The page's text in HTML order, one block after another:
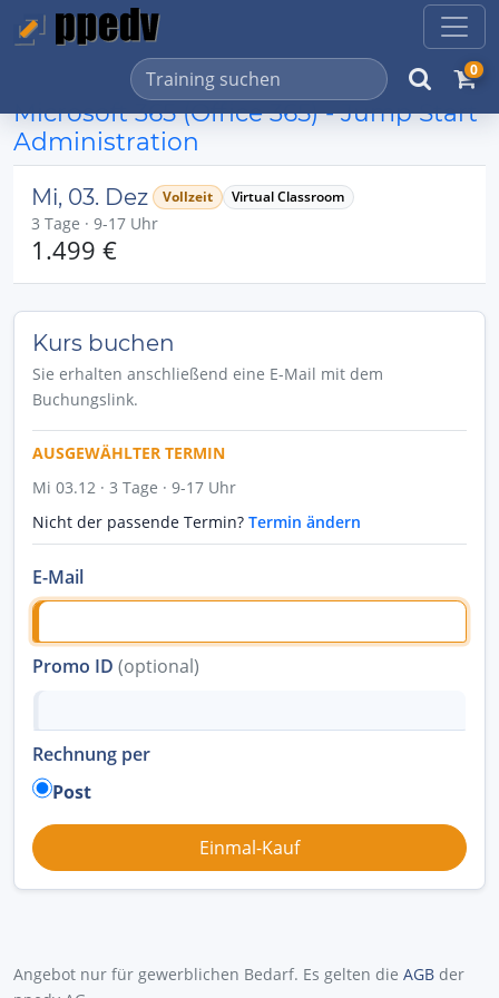
0
Microsoft 365 (Office 365) - Jump Start
Administration
Mi, 03. Dez Vollzeit Virtual Classroom
3 Tage · 9-17 Uhr
1.499 €
Kurs buchen
Sie erhalten anschließend eine E-Mail mit dem
Buchungslink.
AUSGEWÄHLTER TERMIN
Mi 03.12 · 3 Tage · 9-17 Uhr
Nicht der passende Termin? Termin ändern
E-Mail
Promo ID (optional)
Rechnung per
Post
Angebot nur für gewerblichen Bedarf. Es gelten die AGB der